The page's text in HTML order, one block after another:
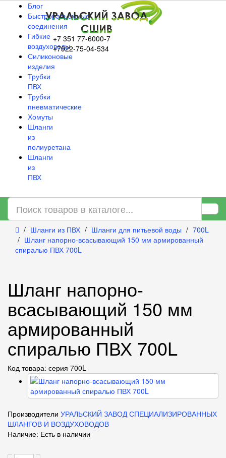
Блог
Быстроразъёмные
соединения
Гибкие
воздуховоды
Силиконовые
изделия
Трубки
ПВХ
Трубки
пневматические
Хомуты
Шланги
из
полиуретана
Шланги
из
ПВХ
+7 351 77-6000-7
+7922-75-04-534
Шланги из ПВХ Шланги для питьевой воды
700L
Шланг напорно-всасывающий 150 мм армированный
спиралью ПВХ 700L
Шланг напорно-
всасывающий 150 мм
армированный
спиралью ПВХ 700L
Код товара: серия 700L
Производители УРАЛЬСКИЙ ЗАВОД СПЕЦИАЛИЗИРОВАННЫХ
ШЛАНГОВ И ВОЗДУХОВОДОВ
Наличие: Есть в наличии